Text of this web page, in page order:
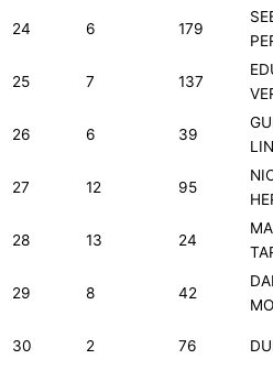
24 6 179
25 7 137
26 6 39
27 12 95
28 13 24
29 8 42
30 2 76